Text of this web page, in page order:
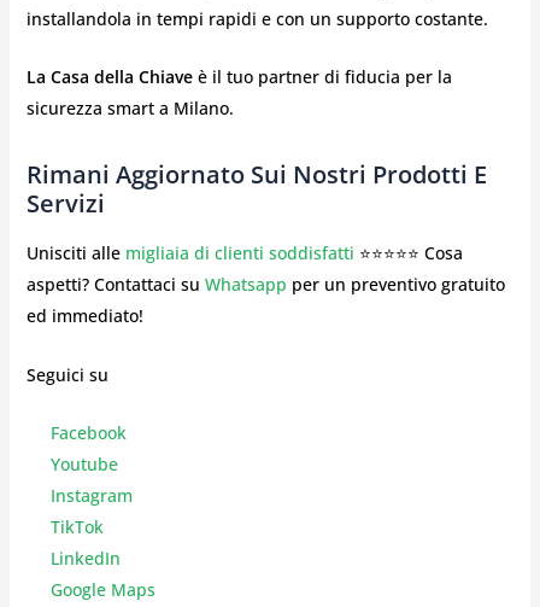
installandola in tempi rapidi e con un supporto costante.
La Casa della Chiaveè il tuo partner di fiducia per la
sicurezza smart a Milano.
Rimani Aggiornato Sui Nostri Prodotti E
Servizi
Unisciti alle migliaia di clienti soddisfatti ⭐⭐⭐⭐⭐ Cosa
aspetti? Contattaci su Whatsapp per un preventivo gratuito
ed immediato!
Seguici su
Facebook
Youtube
Instagram
TikTok
LinkedIn
Google Maps